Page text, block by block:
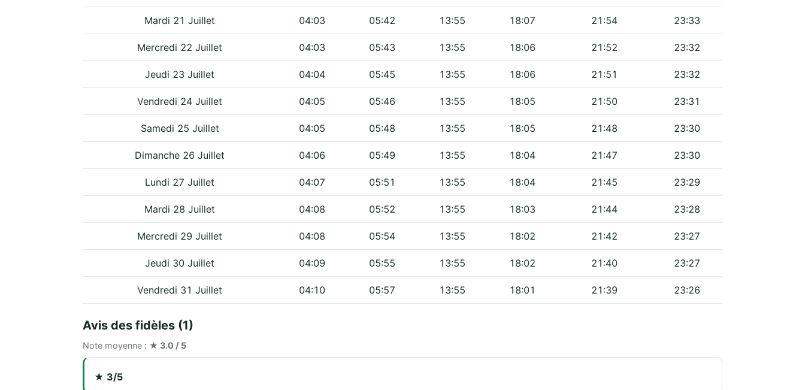
Mardi 21 Juillet 04:03 05:42 13:55 18:07 21:54 23:33
Mercredi 22 Juillet 04:03 05:43 13:55 18:06 21:52 23:32
Jeudi 23 Juillet 04:04 05:45 13:55 18:06 21:51 23:32
Vendredi 24 Juillet 04:05 05:46 13:55 18:05 21:50 23:31
Samedi 25 Juillet 04:05 05:48 13:55 18:05 21:48 23:30
Dimanche 26 Juillet 04:06 05:49 13:55 18:04 21:47 23:30
Lundi 27 Juillet 04:07 05:51 13:55 18:04 21:45 23:29
Mardi 28 Juillet 04:08 05:52 13:55 18:03 21:44 23:28
Mercredi 29 Juillet 04:08 05:54 13:55 18:02 21:42 23:27
Jeudi 30 Juillet 04:09 05:55 13:55 18:02 21:40 23:27
Vendredi 31 Juillet 04:10 05:57 13:55 18:01 21:39 23:26
Avis des fidèles (1)
Note moyenne : ★ 3.0 / 5
★ 3/5